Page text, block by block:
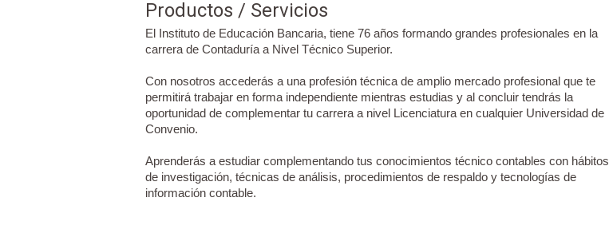
Productos / Servicios
El Instituto de Educación Bancaria, tiene 76 años formando grandes profesionales en la
carrera de Contaduría a Nivel Técnico Superior.
Con nosotros accederás a una profesión técnica de amplio mercado profesional que te
permitirá trabajar en forma independiente mientras estudias y al concluir tendrás la
oportunidad de complementar tu carrera a nivel Licenciatura en cualquier Universidad de
Convenio.
Aprenderás a estudiar complementando tus conocimientos técnico contables con hábitos
de investigación, técnicas de análisis, procedimientos de respaldo y tecnologías de
información contable.